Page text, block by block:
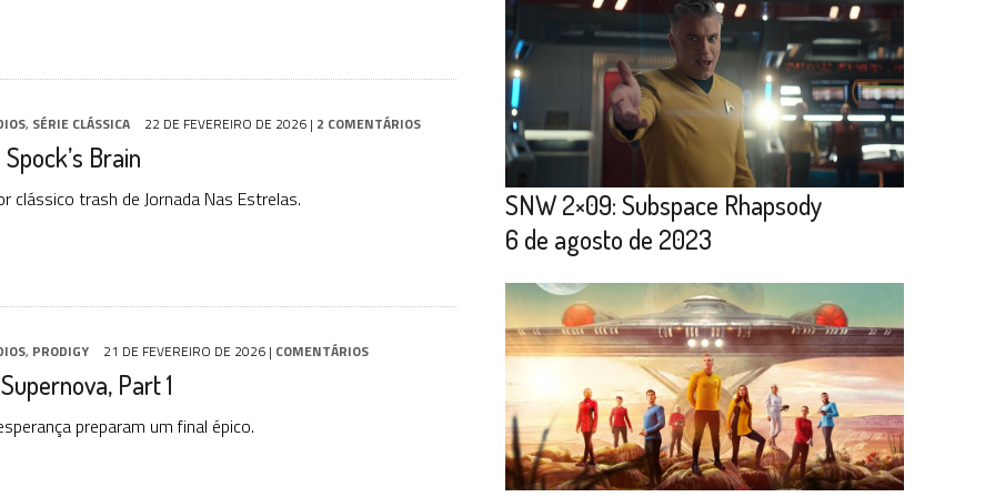
, SÉRIE CLÁSSICA 22 DE FEVEREIRO DE 2026 | 2 COMENTÁRIOS
Spock’s Brain
clássico trash de Jornada Nas Estrelas.
, PRODIGY 21 DE FEVEREIRO DE 2026 | COMENTÁRIOS
Supernova, Part 1
preparam um final épico.
SNW 2×09: Subspace Rhapsody
6 de agosto de 2023